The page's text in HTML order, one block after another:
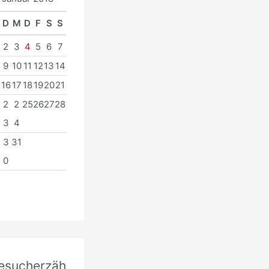
D M D F S S
2 3 4 5 6 7
9 10 11 1213 14
1617 18192021
2
3
2
4
25262728
3
0
31